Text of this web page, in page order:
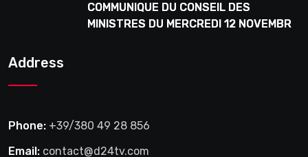
COMMUNIQUE DU CONSEIL DES
MINISTRES DU MERCREDI 12 NOVEMBRE
Address
Phone: +39/380 49 28 856
Email: contact@d24tv.com